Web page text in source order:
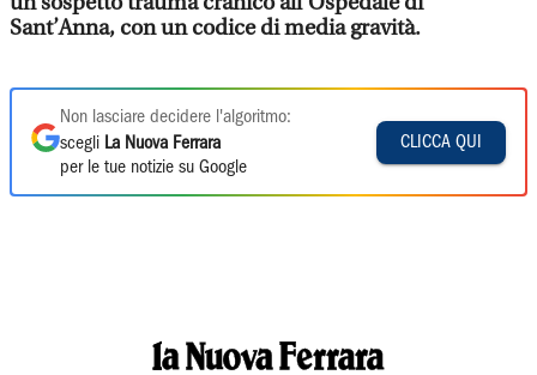
Sant’Anna, con un codice di media gravità.
Non lasciare decidere l'algoritmo:
scegli La Nuova Ferrara
per le tue notizie su Google
CLICCA QUI